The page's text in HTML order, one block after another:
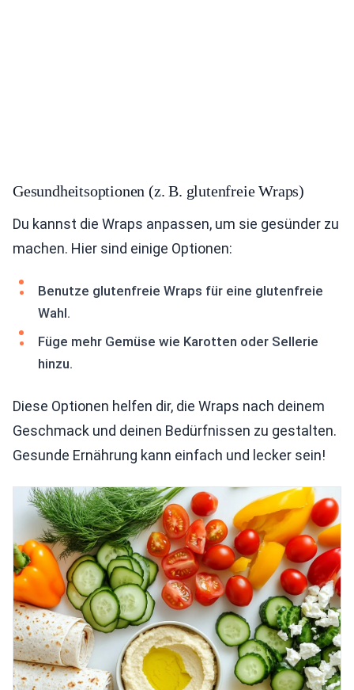
Gesundheitsoptionen (z. B. glutenfreie Wraps)
Du kannst die Wraps anpassen, um sie gesünder zu
machen. Hier sind einige Optionen:
Benutze glutenfreie Wraps für eine glutenfreie
Wahl.
Füge mehr Gemüse wie Karotten oder Sellerie
hinzu.
Diese Optionen helfen dir, die Wraps nach deinem
Geschmack und deinen Bedürfnissen zu gestalten.
Gesunde Ernährung kann einfach und lecker sein!